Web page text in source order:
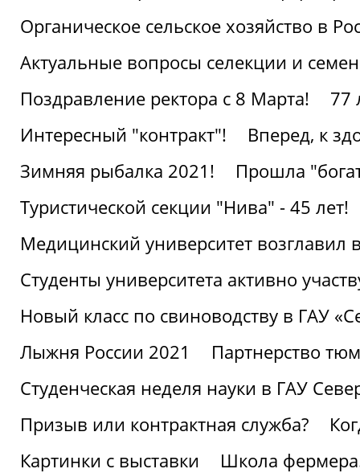
Органическое сельское хозяйство в
Актуальные вопросы селекции и
Поздравление ректора с 8 Марта!
77
Интересный "контракт"!
Вперед, к
Зимняя рыбалка 2021!
Прошла
Туристической секции "Нива" - 45 лет!
Медицинский университет возглавил
Студенты университета активно
Новый класс по свиноводству в ГАУ
Лыжня России 2021
Партнерство
Студенческая неделя науки в ГАУ
Призыв или контрактная служба?
Картинки с выставки
Школа